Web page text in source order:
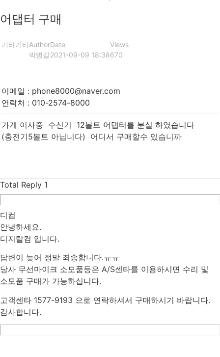
어댑터 구매
기타기타Author
박병길
Date
2021-09-09 18:38
Views
670
이메일 : phone8000@naver.com
연락처 : 010-2574-8000
가게 이사중 수신기 12볼트 어댑터를 분실 하였습니다
(충전기5볼트 아닙니다) 어디서 구매할수 있습니까
Total Reply 1
디컴
안녕하세요.
디지탈컴 입니다.
답변이 늦어 정말 죄송합니다.ㅠㅠ
당사 무선마이크 소모품등은 A/S센타를 이용하시면 수리 및
소모품 구매가 가능하십니다.
고객센타 1577-9193 으로 연락하셔서 구매하시기 바랍니다.
감사합니다.